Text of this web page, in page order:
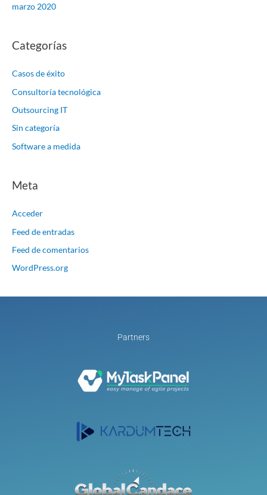
marzo 2020
Categorías
Casos de éxito
Consultoría tecnológica
Outsourcing IT
Sin categoría
Software a medida
Meta
Acceder
Feed de entradas
Feed de comentarios
WordPress.org
Partners